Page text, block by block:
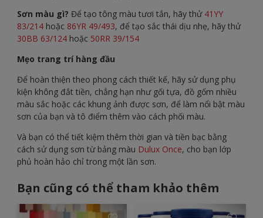
Sơn màu gì? Để tạo tông màu tươi tắn, hãy thử 41YY
83/214 hoặc 86YR 49/493, để tạo sắc thái dịu nhẹ, hãy thử
30BB 63/124 hoặc 50RR 39/154
Mẹo trang trí hàng đầu
Để hoàn thiện theo phong cách thiết kế, hãy sử dụng phụ
kiện không đắt tiền, chẳng hạn như gối tựa, đồ gốm nhiều
màu sắc hoặc các khung ảnh được sơn, để làm nổi bật màu
sơn của bạn và tô điểm thêm vào cách phối màu.
Và bạn có thể tiết kiệm thêm thời gian và tiền bạc bằng
cách sử dụng sơn từ bảng màu Dulux Once, cho bạn lớp
phủ hoàn hảo chỉ trong một lần sơn.
Bạn cũng có thể tham khảo thêm